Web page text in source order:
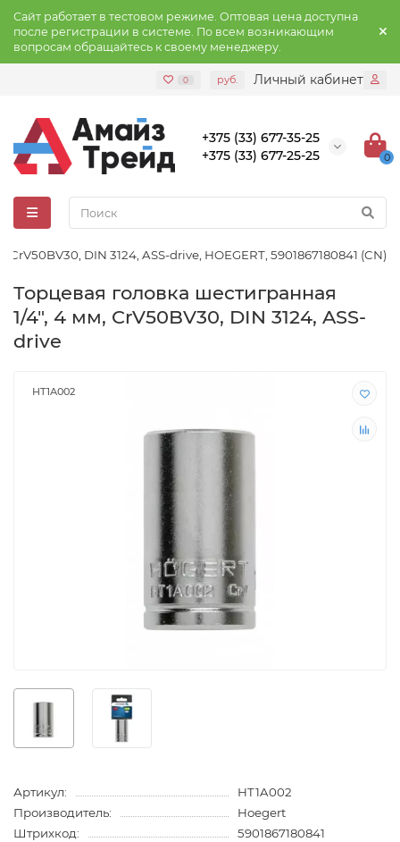
Сайт работает в тестовом режиме. Оптовая цена доступна
после регистрации в системе. По всем возникающим
вопросам обращайтесь к своему менеджеру.
0 руб. Личный кабинет
+375 (33) 677-35-25
+375 (33) 677-25-25
0
DIN 3124, ASS-drive, HOEGERT, 5901867180841 (CN)
Торцевая головка шестигранная
1/4″, 4 мм, CrV50BV30, DIN 3124, ASS-
drive
HT1A002
Артикул:
HT1A002
Производитель:
Hoegert
Штрихкод:
5901867180841